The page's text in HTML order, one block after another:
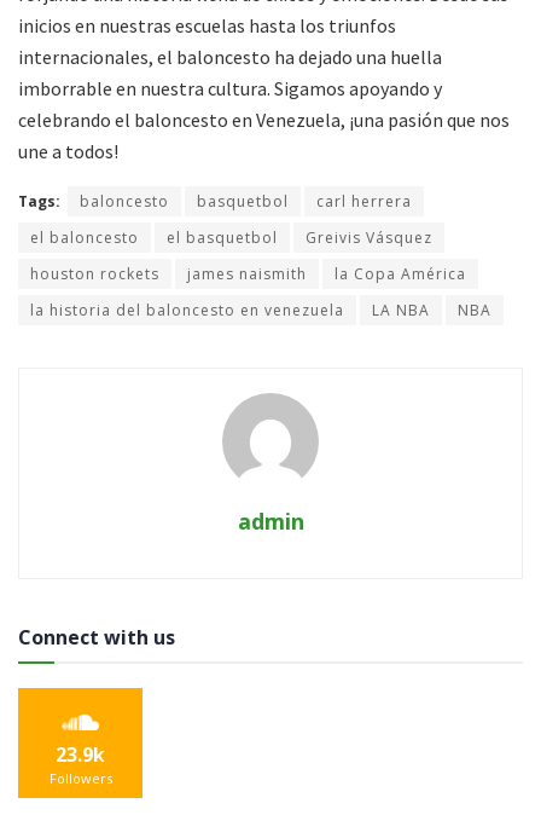
inicios en nuestras escuelas hasta los triunfos
internacionales, el baloncesto ha dejado una huella
imborrable en nuestra cultura. Sigamos apoyando y
celebrando el baloncesto en Venezuela, ¡una pasión que nos
une a todos!
Tags: baloncesto basquetbol
carl herrera
el baloncesto
el basquetbol
Greivis Vásquez
houston rockets
james naismith
la Copa América
la historia del baloncesto en venezuela
LA NBA NBA
admin
Connect with us
23.9k
Followers